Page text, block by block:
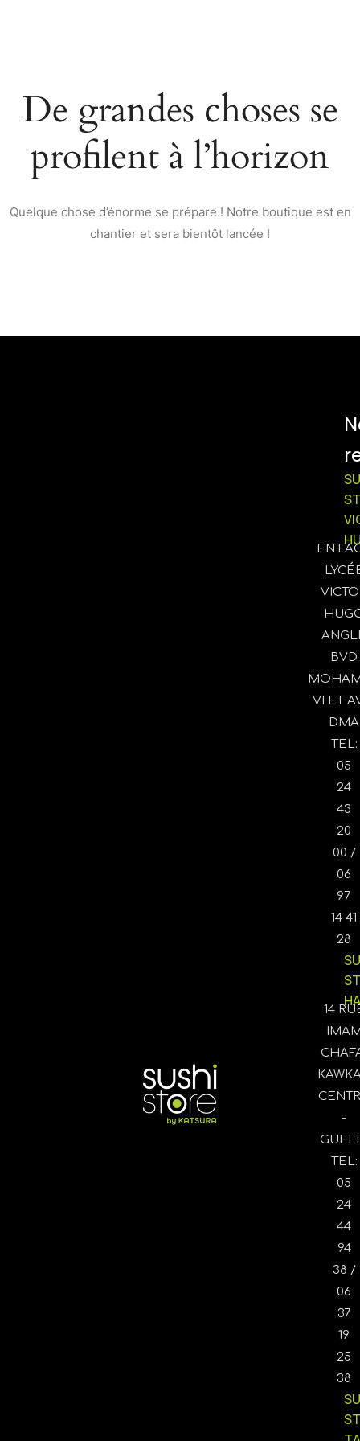
De grandes choses se
profilent à l’horizon
Quelque chose d’énorme se prépare ! Notre boutique est en
chantier et sera bientôt lancée !
EN
BVD
VI ET
DMA
TEL:
05
24
43
20
00 /
06
97
14 41
28
14
-
TEL:
05
24
44
94
38 /
06
37
19
25
38